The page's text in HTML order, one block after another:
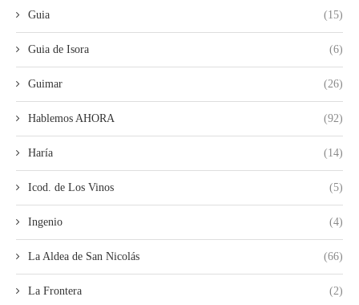
Guia (15)
Guia de Isora (6)
Guimar (26)
Hablemos AHORA (92)
Haría (14)
Icod. de Los Vinos (5)
Ingenio (4)
La Aldea de San Nicolás (66)
La Frontera (2)